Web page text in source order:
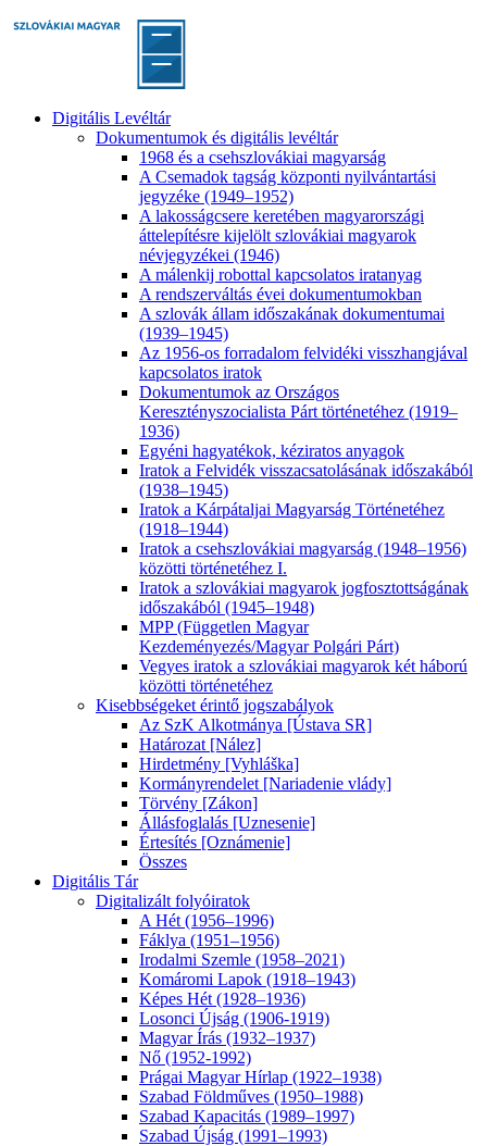
Digitális Levéltár
Dokumentumok és digitális levéltár
1968 és a csehszlovákiai magyarság
A Csemadok tagság központi nyilvántartási
jegyzéke (1949–1952)
A lakosságcsere keretében magyarországi
áttelepítésre kijelölt szlovákiai magyarok
névjegyzékei (1946)
A málenkij robottal kapcsolatos iratanyag
A rendszerváltás évei dokumentumokban
A szlovák állam időszakának dokumentumai
(1939–1945)
Az 1956-os forradalom felvidéki visszhangjával
kapcsolatos iratok
Dokumentumok az Országos
Keresztényszocialista Párt történetéhez (1919–
1936)
Egyéni hagyatékok, kéziratos anyagok
Iratok a Felvidék visszacsatolásának időszakából
(1938–1945)
Iratok a Kárpátaljai Magyarság Történetéhez
(1918–1944)
Iratok a csehszlovákiai magyarság (1948–1956)
közötti történetéhez I.
Iratok a szlovákiai magyarok jogfosztottságának
időszakából (1945–1948)
MPP (Független Magyar
Kezdeményezés/Magyar Polgári Párt)
Vegyes iratok a szlovákiai magyarok két háború
közötti történetéhez
Kisebbségeket érintő jogszabályok
Az SzK Alkotmánya [Ústava SR]
Határozat [Nález]
Hirdetmény [Vyhláška]
Kormányrendelet [Nariadenie vlády]
Törvény [Zákon]
Állásfoglalás [Uznesenie]
Értesítés [Oznámenie]
Összes
Digitális Tár
Digitalizált folyóiratok
A Hét (1956–1996)
Fáklya (1951–1956)
Irodalmi Szemle (1958–2021)
Komáromi Lapok (1918–1943)
Képes Hét (1928–1936)
Losonci Újság (1906-1919)
Magyar Írás (1932–1937)
Nő (1952-1992)
Prágai Magyar Hírlap (1922–1938)
Szabad Földműves (1950–1988)
Szabad Kapacitás (1989–1997)
Szabad Újság (1991–1993)